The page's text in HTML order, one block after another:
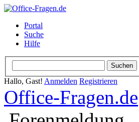
Portal
Suche
Hilfe
Hallo, Gast! Anmelden Registrieren
Office-Fragen.de